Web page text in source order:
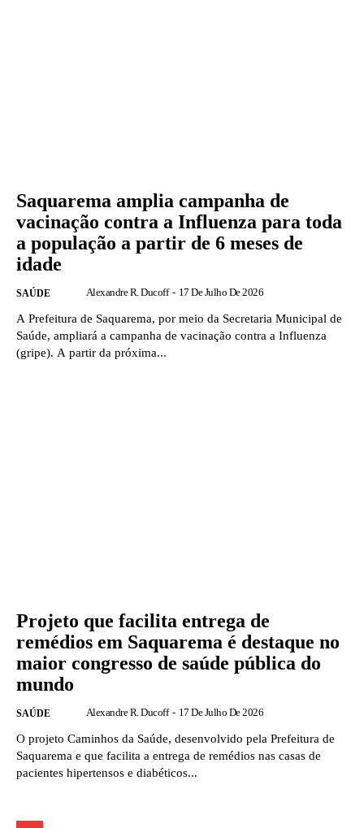
Saquarema amplia campanha de
vacinação contra a Influenza para toda
a população a partir de 6 meses de
idade
SAÚDE Alexandre R. Ducoff - 17 De Julho De 2026
A Prefeitura de Saquarema, por meio da Secretaria Municipal de
Saúde, ampliará a campanha de vacinação contra a Influenza
(gripe). A partir da próxima...
Projeto que facilita entrega de
remédios em Saquarema é destaque no
maior congresso de saúde pública do
mundo
SAÚDE Alexandre R. Ducoff - 17 De Julho De 2026
O projeto Caminhos da Saúde, desenvolvido pela Prefeitura de
Saquarema e que facilita a entrega de remédios nas casas de
pacientes hipertensos e diabéticos...